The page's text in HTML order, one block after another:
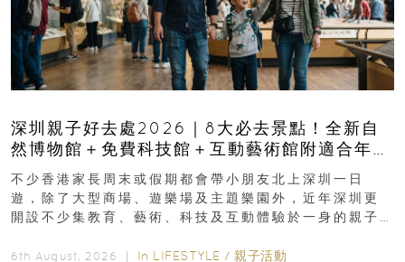
深圳親子好去處2026｜8大必去景點！全新自
然博物館＋免費科技館＋互動藝術館附適合年
齡、交通、門票、開放時間
不少香港家長周末或假期都會帶小朋友北上深圳一日
遊，除了大型商場、遊樂場及主題樂園外，近年深圳更
開設不少集教育、藝術、科技及互動體驗於一身的親子
6th August, 2026 ｜ In LIFESTYLE / 親子活動